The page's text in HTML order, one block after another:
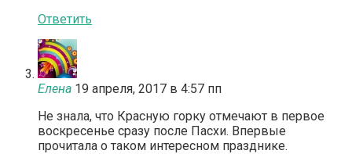
Ответить
Елена 19 апреля, 2017 в 4:57 пп
Не знала, что Красную горку отмечают в первое
воскресенье сразу после Пасхи. Впервые
прочитала о таком интересном празднике.